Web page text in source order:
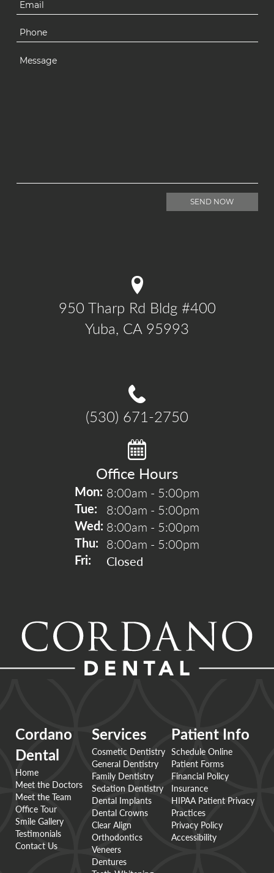
950 Tharp Rd Bldg #400
Yuba, CA 95993
(530) 671-2750
Office Hours
Mon: 8:00am - 5:00pm
Tue: 8:00am - 5:00pm
Wed: 8:00am - 5:00pm
Thu: 8:00am - 5:00pm
Fri: Closed
Cordano
Dental
Home
Meet the Doctors
Meet the Team
Office Tour
Smile Gallery
Testimonials
Contact Us
Services
Cosmetic Dentistry
General Dentistry
Family Dentistry
Sedation Dentistry
Dental Implants
Dental Crowns
Clear Align
Orthodontics
Veneers
Dentures
Patient Info
Schedule Online
Patient Forms
Financial Policy
Insurance
HIPAA Patient Privacy
Practices
Privacy Policy
Accessibility